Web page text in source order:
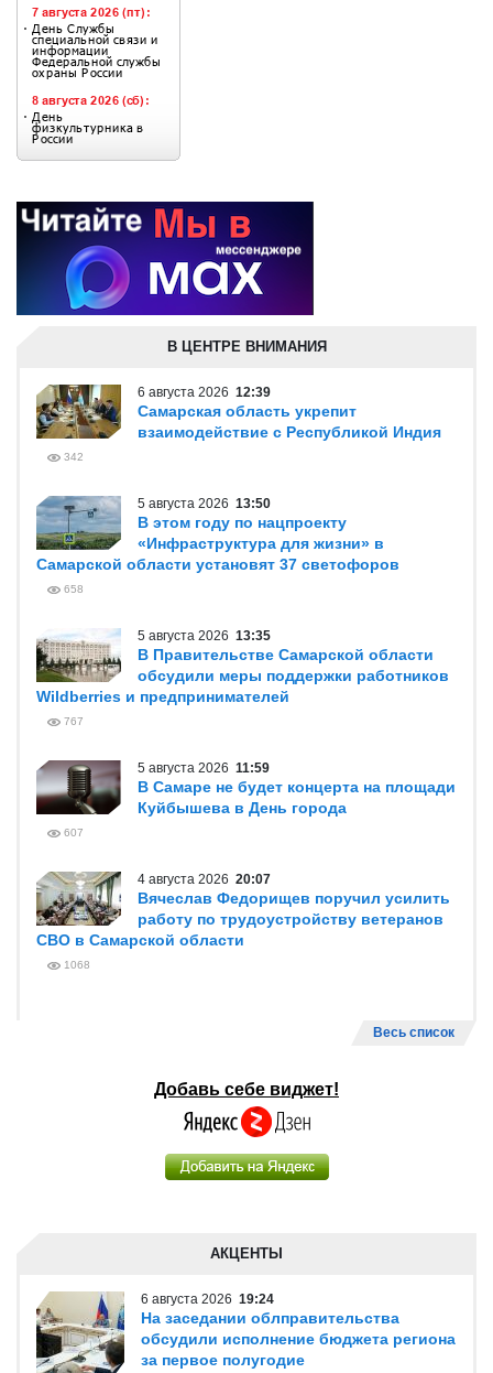
В ЦЕНТРЕ ВНИМАНИЯ
6 августа 2026 12:39
Самарская область укрепит
взаимодействие с Республикой Индия
342
5 августа 2026 13:50
В этом году по нацпроекту
«Инфраструктура для жизни» в
Самарской области установят 37 светофоров
658
5 августа 2026 13:35
В Правительстве Самарской области
обсудили меры поддержки работников
Wildberries и предпринимателей
767
5 августа 2026 11:59
В Самаре не будет концерта на площади
Куйбышева в День города
607
4 августа 2026 20:07
Вячеслав Федорищев поручил усилить
работу по трудоустройству ветеранов
СВО в Самарской области
1068
Весь список
Добавь себе виджет!
АКЦЕНТЫ
6 августа 2026 19:24
На заседании облправительства
обсудили исполнение бюджета региона
за первое полугодие